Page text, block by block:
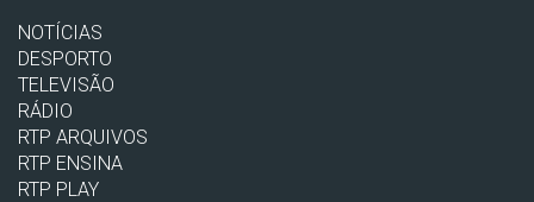
NOTÍCIAS
DESPORTO
TELEVISÃO
RÁDIO
RTP ARQUIVOS
RTP ENSINA
RTP PLAY